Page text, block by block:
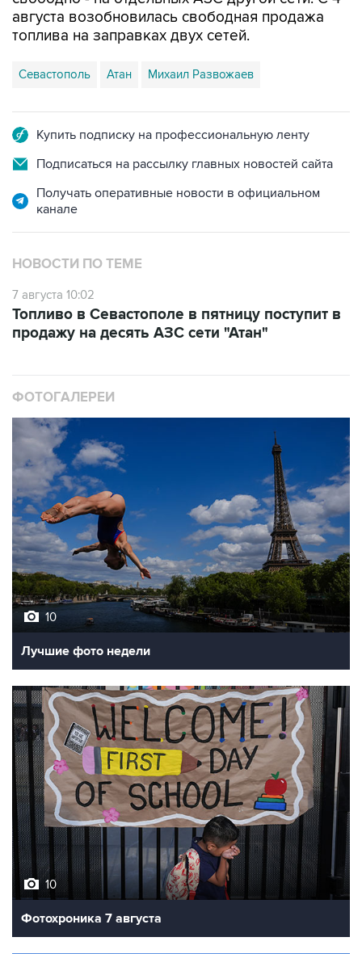
августа возобновилась свободная продажа
топлива на заправках двух сетей.
Севастополь Атан Михаил Развожаев
Купить подписку на профессиональную ленту
Подписаться на рассылку главных новостей сайта
Получать оперативные новости в официальном
канале
НОВОСТИ ПО ТЕМЕ
7 августа 10:02
Топливо в Севастополе в пятницу поступит в
продажу на десять АЗС сети "Атан"
ФОТОГАЛЕРЕИ
10
Лучшие фото недели
10
Фотохроника 7 августа